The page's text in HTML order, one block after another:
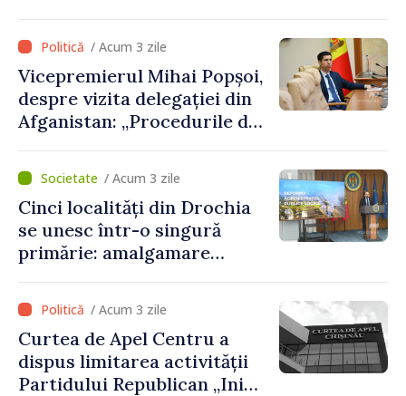
parcursul lunii august
/ Acum 3 zile
Vicepremierul Mihai Popșoi,
despre vizita delegației din
Afganistan: „Procedurile de
respectate întocmai. Nu s-
au constatat încălcări ale
prevederilor legale”
/ Acum 3 zile
Cinci localități din Drochia
se unesc într-o singură
primărie: amalgamare
stimulente de peste 28 de
milioane de lei oferite de
Guvern
/ Acum 3 zile
Curtea de Apel Centru a
dispus limitarea activității
Partidului Republican „Inima